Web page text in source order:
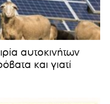
αυτοκινήτων
και γιατί